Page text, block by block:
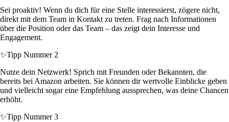
Sei proaktiv! Wenn du dich für eine Stelle interessierst, zögere nicht,
direkt mit dem Team in Kontakt zu treten. Frag nach Informationen
über die Position oder das Team – das zeigt dein Interesse und
Engagement.
✨Tipp Nummer 2
Nutze dein Netzwerk! Sprich mit Freunden oder Bekannten, die
bereits bei Amazon arbeiten. Sie können dir wertvolle Einblicke geben
und vielleicht sogar eine Empfehlung aussprechen, was deine Chancen
erhöht.
✨Tipp Nummer 3